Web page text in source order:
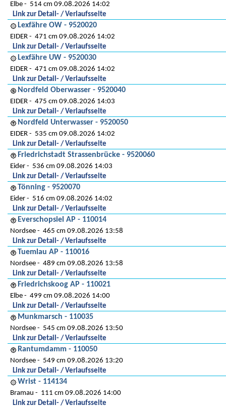
Elbe
514 cm 09.08.2026 14:02
Link zur Detail- / Verlaufsseite
Lexfähre OW - 9520020
EIDER
471 cm 09.08.2026 14:02
Link zur Detail- / Verlaufsseite
Lexfähre UW - 9520030
EIDER
471 cm 09.08.2026 14:02
Link zur Detail- / Verlaufsseite
Nordfeld Oberwasser - 9520040
EIDER
475 cm 09.08.2026 14:03
Link zur Detail- / Verlaufsseite
Nordfeld Unterwasser - 9520050
EIDER
535 cm 09.08.2026 14:02
Link zur Detail- / Verlaufsseite
Friedrichstadt Strassenbrücke - 9520060
Eider
536 cm 09.08.2026 14:03
Link zur Detail- / Verlaufsseite
Tönning - 9520070
Eider
516 cm 09.08.2026 14:02
Link zur Detail- / Verlaufsseite
Everschopsiel AP - 110014
Nordsee
465 cm 09.08.2026 13:58
Link zur Detail- / Verlaufsseite
Tuemlau AP - 110016
Nordsee
489 cm 09.08.2026 13:58
Link zur Detail- / Verlaufsseite
Friedrichskoog AP - 110021
Elbe
499 cm 09.08.2026 14:00
Link zur Detail- / Verlaufsseite
Munkmarsch - 110035
Nordsee
545 cm 09.08.2026 13:50
Link zur Detail- / Verlaufsseite
Rantumdamm - 110050
Nordsee
549 cm 09.08.2026 13:20
Link zur Detail- / Verlaufsseite
Wrist - 114134
Bramau
111 cm 09.08.2026 14:00
Link zur Detail- / Verlaufsseite